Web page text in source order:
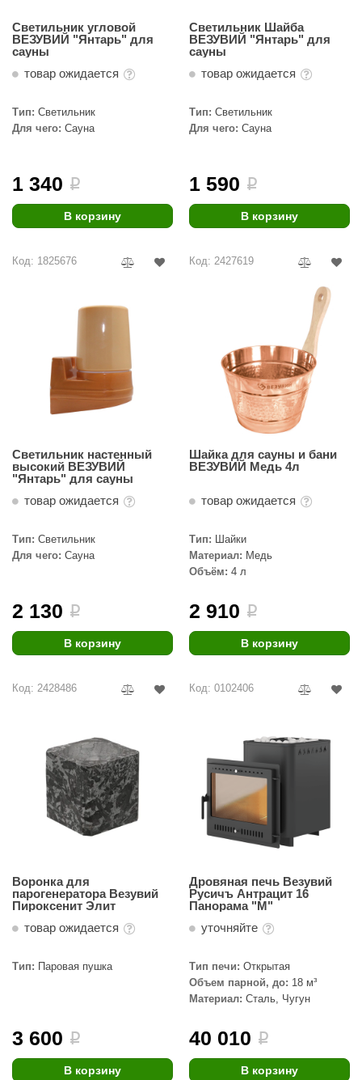
Светильник угловой
ВЕЗУВИЙ "Янтарь" для
сауны
товар ожидается
Тип: Светильник
Для чего: Сауна
1 340 i
В корзину
Светильник Шайба
ВЕЗУВИЙ "Янтарь" для
сауны
товар ожидается
Тип: Светильник
Для чего: Сауна
1 590 i
В корзину
Код: 1825676
Светильник настенный
высокий ВЕЗУВИЙ
"Янтарь" для сауны
товар ожидается
Тип: Светильник
Для чего: Сауна
2 130 i
В корзину
Код: 2427619
Шайка для сауны и бани
ВЕЗУВИЙ Медь 4л
товар ожидается
Тип: Шайки
Материал: Медь
Объём: 4 л
2 910 i
В корзину
Код: 2428486
Воронка для
парогенератора Везувий
Пироксенит Элит
товар ожидается
Тип: Паровая пушка
3 600 i
В корзину
Код: 0102406
Дровяная печь Везувий
Русичъ Антрацит 16
Панорама "М"
уточняйте
Тип печи: Открытая
Объем парной, до: 18 м³
Материал: Сталь, Чугун
40 010 i
В корзину